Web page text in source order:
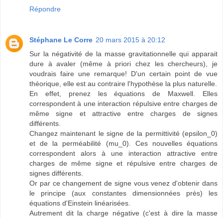
Répondre
Stéphane Le Corre 20 mars 2015 à 20:12
Sur la négativité de la masse gravitationnelle qui apparait
dure à avaler (même à priori chez les chercheurs), je
voudrais faire une remarque! D'un certain point de vue
théorique, elle est au contraire l'hypothèse la plus naturelle.
En effet, prenez les équations de Maxwell. Elles
correspondent à une interaction répulsive entre charges de
même signe et attractive entre charges de signes
différents.
Changez maintenant le signe de la permittivité (epsilon_0)
et de la perméabilité (mu_0). Ces nouvelles équations
correspondent alors à une interaction attractive entre
charges de même signe et répulsive entre charges de
signes différents.
Or par ce changement de signe vous venez d'obtenir dans
le principe (aux constantes dimensionnées près) les
équations d'Einstein linéarisées.
Autrement dit la charge négative (c'est à dire la masse